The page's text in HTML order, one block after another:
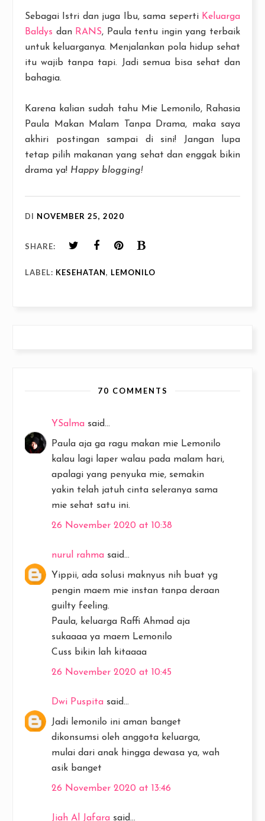
Sebagai Istri dan juga Ibu, sama seperti Keluarga
Baldys dan RANS, Paula tentu ingin yang terbaik
untuk keluarganya. Menjalankan pola hidup sehat
itu wajib tanpa tapi. Jadi semua bisa sehat dan
bahagia.
Karena kalian sudah tahu Mie Lemonilo, Rahasia
Paula Makan Malam Tanpa Drama, maka saya
akhiri postingan sampai di sini! Jangan lupa
tetap pilih makanan yang sehat dan enggak bikin
drama ya! Happy blogging!
DI NOVEMBER 25, 2020
SHARE:
LABEL: KESEHATAN, LEMONILO
70 COMMENTS
YSalma said...
Paula aja ga ragu makan mie Lemonilo
kalau lagi laper walau pada malam hari,
apalagi yang penyuka mie, semakin
yakin telah jatuh cinta seleranya sama
mie sehat satu ini.
26 November 2020 at 10:38
nurul rahma said...
Yippii, ada solusi maknyus nih buat yg
pengin maem mie instan tanpa deraan
guilty feeling.
Paula, keluarga Raffi Ahmad aja
sukaaaa ya maem Lemonilo
Cuss bikin lah kitaaaa
26 November 2020 at 10:45
Dwi Puspita said...
Jadi lemonilo ini aman banget
dikonsumsi oleh anggota keluarga,
mulai dari anak hingga dewasa ya, wah
asik banget
26 November 2020 at 13:46
Jiah Al Jafara said...